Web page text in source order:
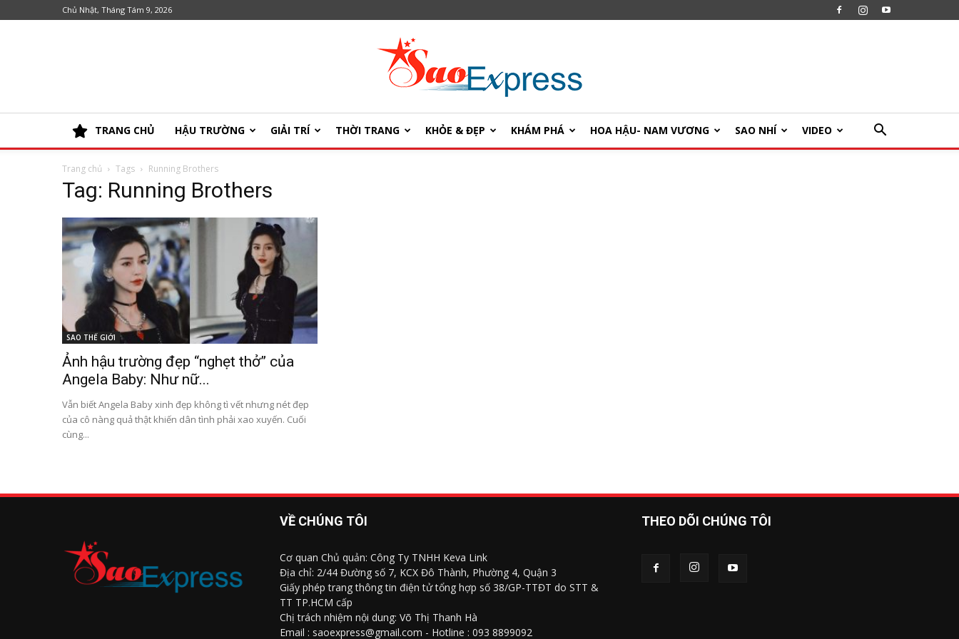
Chủ Nhật, Tháng Tám 9, 2026
SaoExpress
TRANG CHỦ HẬU TRƯỜNG GIẢI TRÍ THỜI TRANG KHỎE & ĐẸP KHÁM PHÁ HOA HẬU- NAM VƯƠNG SAO NHÍ VIDEO
Trang chủ Tags Running Brothers
Tag: Running Brothers
SAO THẾ GIỚI
Ảnh hậu trường đẹp “nghẹt thở” của
Angela Baby: Như nữ...
Vẫn biết Angela Baby xinh đẹp không tì vết nhưng nét đẹp
của cô nàng quả thật khiến dân tình phải xao xuyến. Cuối
cùng...
VỀ CHÚNG TÔI
Cơ quan Chủ quản: Công Ty TNHH Keva Link
Địa chỉ: 2/44 Đường số 7, KCX Đô Thành, Phường 4, Quận 3
Giấy phép trang thông tin điện tử tổng hợp số 38/GP-TTĐT do STT &
TT TP.HCM cấp
Chị trách nhiệm nội dung: Võ Thị Thanh Hà
Email : saoexpress@gmail.com - Hotline : 093 8899092
THEO DÕI CHÚNG TÔI